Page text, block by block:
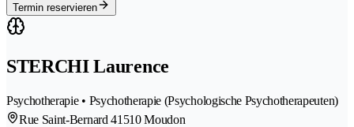
Termin reservieren
STERCHI Laurence
Psychotherapie • Psychotherapie (Psychologische Psychotherapeuten)
Rue Saint-Bernard 41510 Moudon